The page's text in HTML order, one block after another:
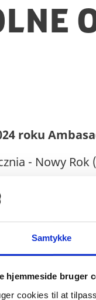
Samtykke
hjemmeside bruger
cookies til at
roku
- Nowy Rok
- Święto
- Święto Pracy
- Dzień Flagi (PL)